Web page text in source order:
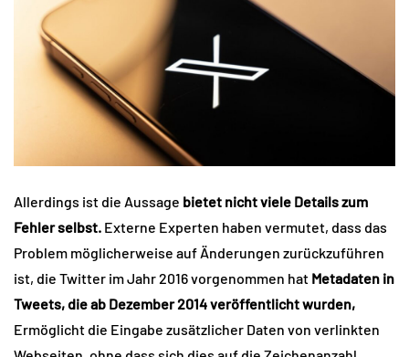
Allerdings ist die Aussage bietet nicht viele Details zum
Fehler selbst. Externe Experten haben vermutet, dass das
Problem möglicherweise auf Änderungen zurückzuführen
ist, die Twitter im Jahr 2016 vorgenommen hat Metadaten in
Tweets, die ab Dezember 2014 veröffentlicht wurden,
Ermöglicht die Eingabe zusätzlicher Daten von verlinkten